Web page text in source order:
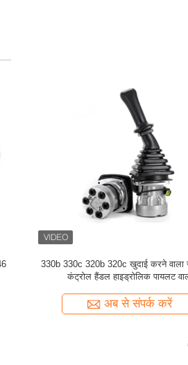
निर्माण के लिए टिकाऊ गुआंगज़ौ K3V112DT खुदाई
हाइड्रोलिक पंप
अब से संपर्क करें